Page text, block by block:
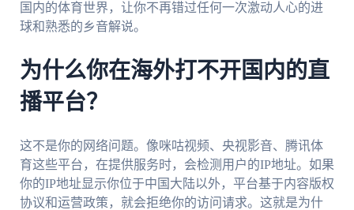
国内的体育世界，让你不再错过任何一次激动人心的进
球和熟悉的乡音解说。
为什么你在海外打不开国内的直
播平台？
这不是你的网络问题。像咪咕视频、央视影音、腾讯体
育这些平台，在提供服务时，会检测用户的IP地址。如果
你的IP地址显示你位于中国大陆以外，平台基于内容版权
协议和运营政策，就会拒绝你的访问请求。这就是为什